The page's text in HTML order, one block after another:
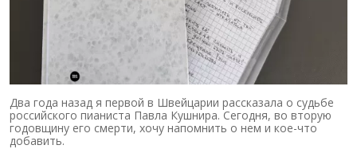
Два года назад я первой в Швейцарии рассказала о судьбе
российского пианиста Павла Кушнира. Сегодня, во вторую
годовщину его смерти, хочу напомнить о нем и кое-что
добавить.